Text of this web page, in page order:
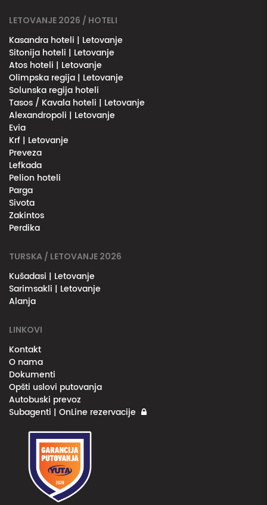
LETOVANJE 2026 / HOTELI
Kasandra hoteli | Letovanje
Sitonija hoteli | Letovanje
Atos hoteli | Letovanje
Olimpska regija | Letovanje
Solunska regija hoteli
Tasos / Kavala hoteli | Letovanje
Alexandropoli | Letovanje
Evia
Krf | Letovanje
Preveza
Lefkada
Pelion hoteli
Parga
Sivota
Zakintos
Perdika
TURSKA / LETOVANJE 2026
Kušadasi | Letovanje
Sarimsakli | Letovanje
Alanja
LINKOVI
Kontakt
O nama
Dokumenti
Opšti uslovi putovanja
Autobuski prevoz
Subagenti | OnLine rezervacije